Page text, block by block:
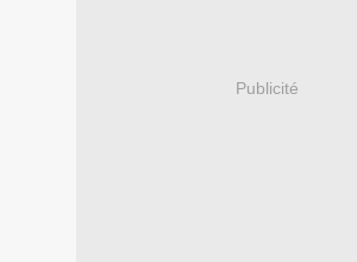
Publicité